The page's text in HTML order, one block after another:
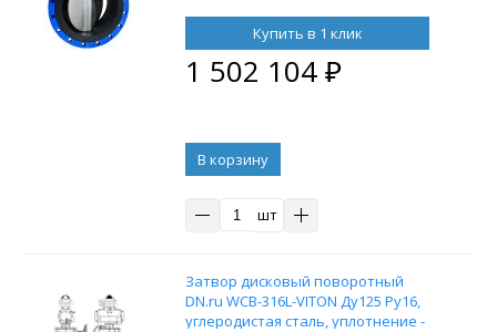
Купить в 1 клик
1 502 104₽
В корзину
шт
Затвор дисковый поворотный
DN.ru WCB-316L-VITON Ду125 Ру16,
углеродистая сталь, уплотнение -